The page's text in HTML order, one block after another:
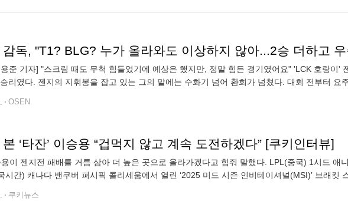
준 기자] "스크림 때도 무척 힘들었기에 예상은 했지만, 정말 힘든 경기였어요" 'LCK 호랑이'
리였다. 젠지의 지휘봉을 잡고 있는 그의 말에는 수화기 넘어 환희가 넘쳤다. 대회 전부터 요
OSEN
‘타잔’ 이승용 “겁먹지 않고 계속 도전하겠다” [쿠키인터뷰]
용이 젠지전 패배를 거름 삼아 더 높은 곳으로 올라가겠다고 힘줘 말했다. LPL(중국) 1시드 애
시간) 캐나다 밴쿠버 퍼시픽 콜리세움에서 열린 ‘2025 미드 시즌 인비테이셔널(MSI)’ 브래킷
쿠키뉴스